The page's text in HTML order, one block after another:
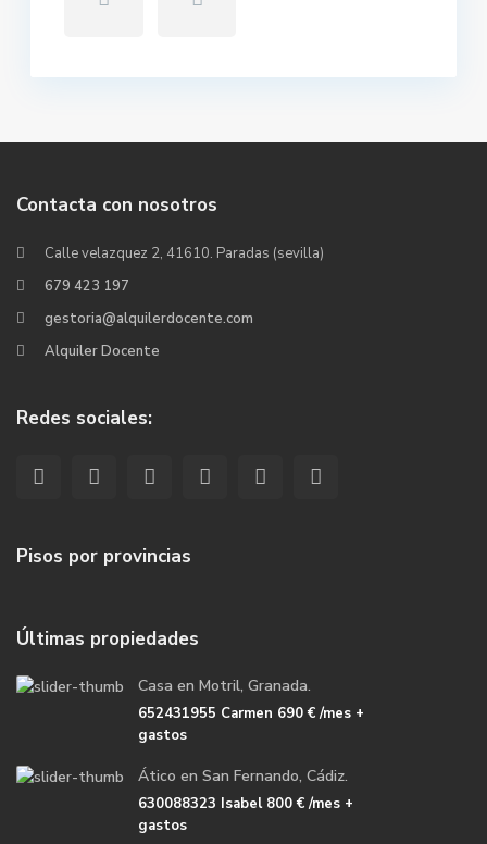
Contacta con nosotros
Calle velazquez 2, 41610. Paradas (sevilla)
679 423 197
gestoria@alquilerdocente.com
Alquiler Docente
Redes sociales:
Pisos por provincias
Últimas propiedades
Casa en Motril, Granada.
652431955 Carmen 690 €/mes +
gastos
Ático en San Fernando, Cádiz.
630088323 Isabel800 €/mes +
gastos